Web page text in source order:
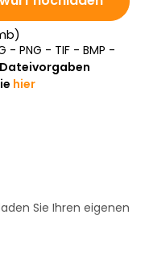
Sie Ihren eigenen
- PNG - TIF - BMP -
Dateivorgaben
hier